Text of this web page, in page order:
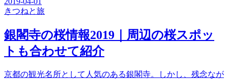
きつねと旅
銀閣寺の桜情報2019｜周辺の桜スポッ
トも合わせて紹介
京都の観光名所として人気のある銀閣寺。しかし、残念なが